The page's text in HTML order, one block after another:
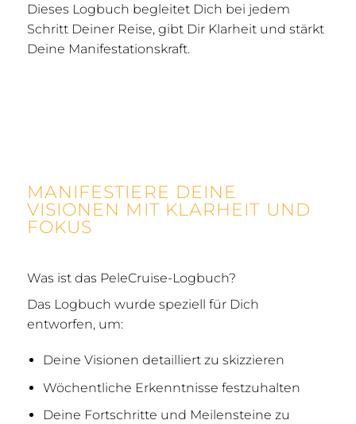
Dieses Logbuch begleitet Dich bei jedem
Schritt Deiner Reise, gibt Dir Klarheit und stärkt
Deine Manifestationskraft.
MANIFESTIERE DEINE
VISIONEN MIT KLARHEIT UND
FOKUS
Was ist das PeleCruise-Logbuch?
Das Logbuch wurde speziell für Dich
entworfen, um:
Deine Visionen detailliert zu skizzieren
Wöchentliche Erkenntnisse festzuhalten
Deine Fortschritte und Meilensteine zu